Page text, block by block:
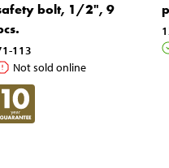
bolt, 1/2", 9
113
Not sold online